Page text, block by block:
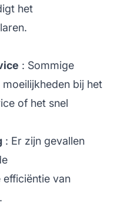
het
: Sommige
bij het
of het snel
: Er zijn gevallen
van